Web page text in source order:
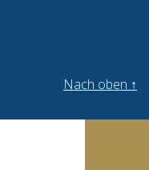
Nach oben ↑